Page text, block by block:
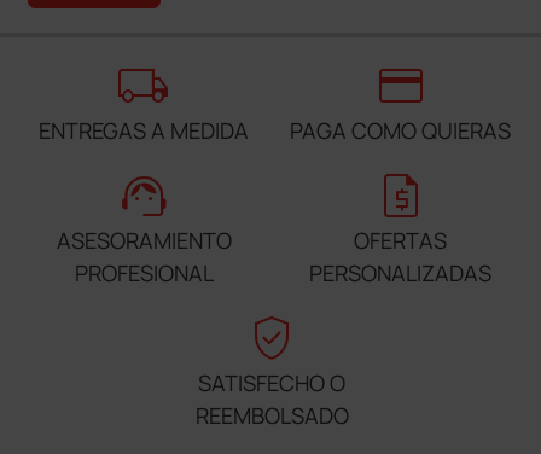
local_shipping
ENTREGAS A MEDIDA
credit_card
PAGA COMO QUIERAS
support_agent
ASESORAMIENTO
PROFESIONAL
request_quote
OFERTAS
PERSONALIZADAS
verified_user
SATISFECHO O
REEMBOLSADO